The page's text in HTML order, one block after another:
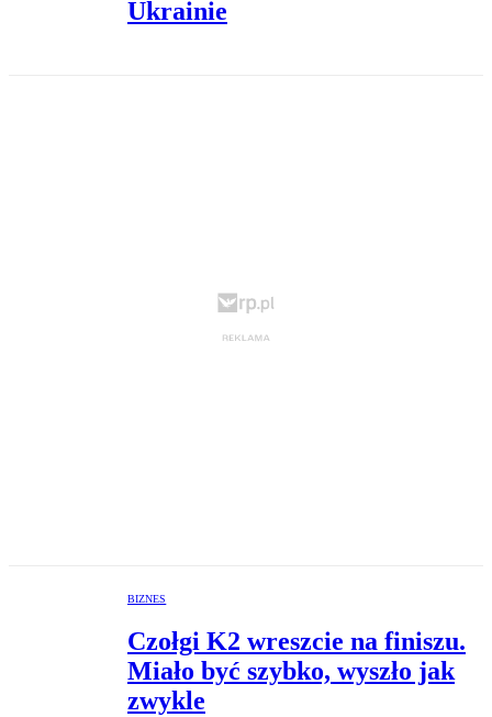
Ukrainie
BIZNES
Czołgi K2 wreszcie na finiszu.
Miało być szybko, wyszło jak
zwykle